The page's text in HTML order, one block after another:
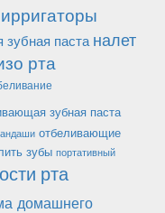
ирригаторы
зубная паста налет
рта
зубная паста
отбеливающие
зубы портативный
рта
домашнего